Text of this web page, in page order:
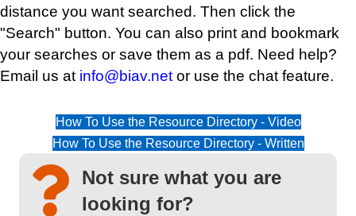
distance you want searched. Then click the
"Search" button. You can also print and bookmark
your searches or save them as a pdf. Need help?
Email us at info@biav.net or use the chat feature.
How To Use the Resource Directory - Video
How To Use the Resource Directory - Written
Not sure what you are
looking for?